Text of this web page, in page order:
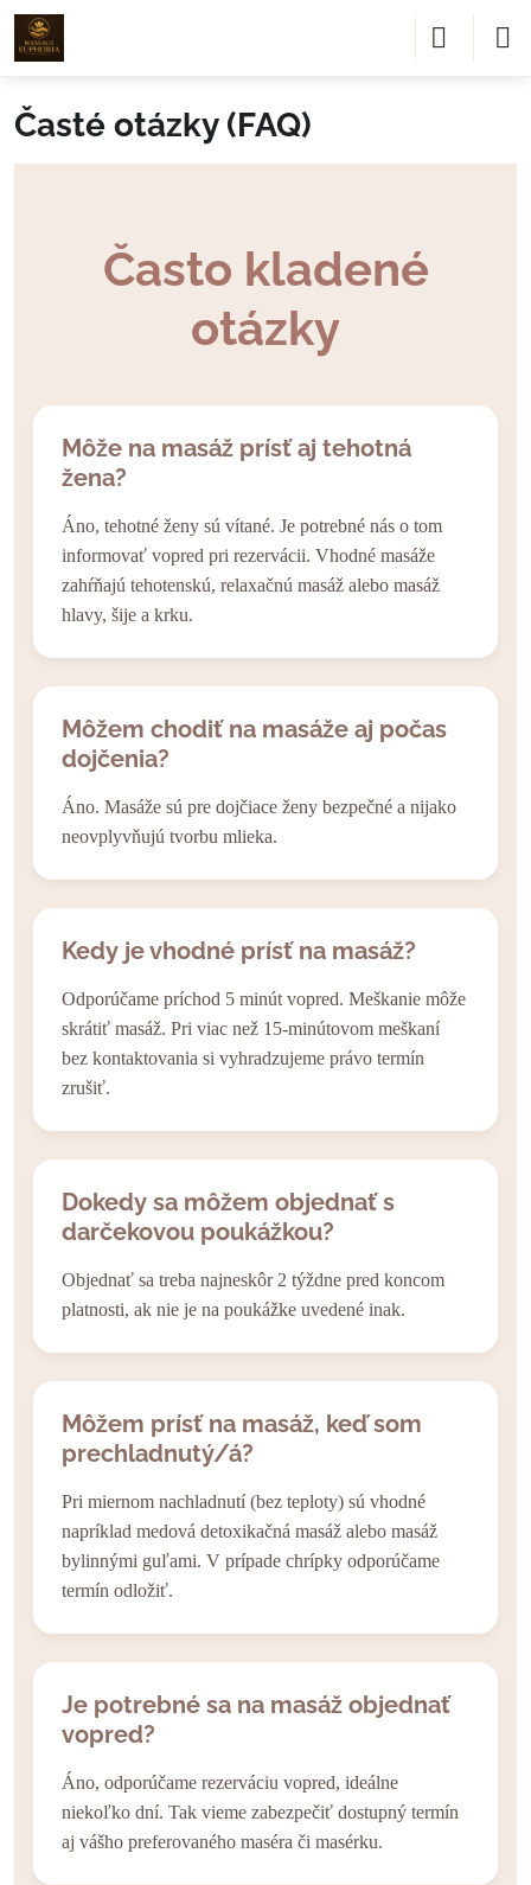
Časté otázky (FAQ)
Často kladené
otázky
Môže na masáž prísť aj tehotná
žena?
Áno, tehotné ženy sú vítané. Je potrebné nás o tom
informovať vopred pri rezervácii. Vhodné masáže
zahŕňajú tehotenskú, relaxačnú masáž alebo masáž
hlavy, šije a krku.
Môžem chodiť na masáže aj počas
dojčenia?
Áno. Masáže sú pre dojčiace ženy bezpečné a nijako
neovplyvňujú tvorbu mlieka.
Kedy je vhodné prísť na masáž?
Odporúčame príchod 5 minút vopred. Meškanie môže
skrátiť masáž. Pri viac než 15-minútovom meškaní
bez kontaktovania si vyhradzujeme právo termín
zrušiť.
Dokedy sa môžem objednať s
darčekovou poukážkou?
Objednať sa treba najneskôr 2 týždne pred koncom
platnosti, ak nie je na poukážke uvedené inak.
Môžem prísť na masáž, keď som
prechladnutý/á?
Pri miernom nachladnutí (bez teploty) sú vhodné
napríklad medová detoxikačná masáž alebo masáž
bylinnými guľami. V prípade chrípky odporúčame
termín odložiť.
Je potrebné sa na masáž objednať
vopred?
Áno, odporúčame rezerváciu vopred, ideálne
niekoľko dní. Tak vieme zabezpečiť dostupný termín
aj vášho preferovaného maséra či masérku.